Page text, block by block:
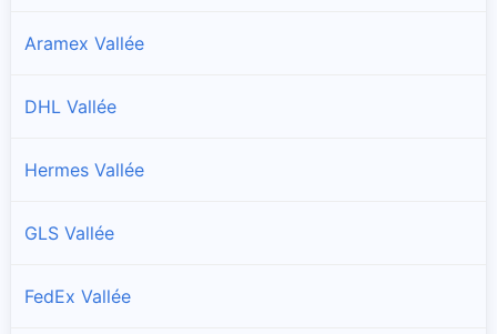
Aramex Vallée
DHL Vallée
Hermes Vallée
GLS Vallée
FedEx Vallée